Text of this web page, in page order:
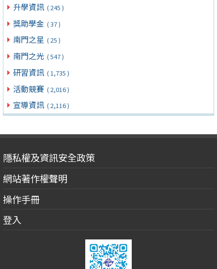
升學資訊 ( 245 )
獎助學金 ( 37 )
南門之星 ( 25 )
南門之光 ( 547 )
研習資訊 ( 1,735 )
活動競賽 ( 2,016 )
宣導資訊 ( 2,116 )
隱私權及資訊安全政策
網站著作權聲明
操作手冊
登入